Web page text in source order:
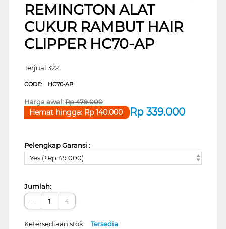
REMINGTON ALAT
CUKUR RAMBUT HAIR
CLIPPER HC70-AP
Terjual 322
CODE: HC70-AP
Harga awal:Rp479.000
Rp 339.000
Hemat hingga: Rp140.000
Pelengkap Garansi :
Yes (+Rp 49.000)
Jumlah:
− +
Ketersediaan stok: Tersedia